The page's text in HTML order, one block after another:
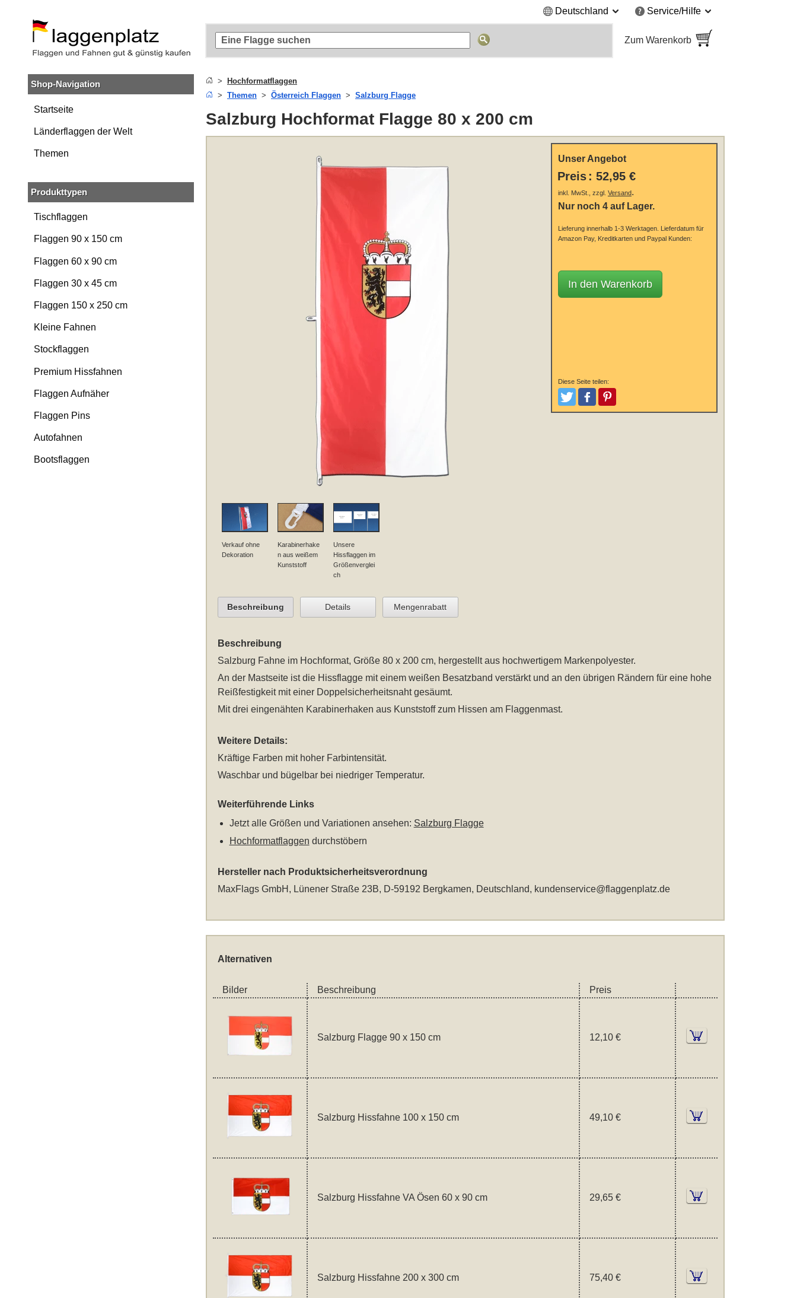
Hauptinhalt
springen
Suche
Zur
Navigation
springen
Deutschland Service/Hilfe
Zum Warenkorb
Shop-Navigation
Startseite
Länderflaggen der Welt
Themen
Produkttypen
Tischflaggen
Flaggen 90 x 150 cm
Flaggen 60 x 90 cm
Flaggen 30 x 45 cm
Flaggen 150 x 250 cm
Kleine Fahnen
Stockflaggen
Premium Hissfahnen
Flaggen Aufnäher
Flaggen Pins
Autofahnen
Bootsflaggen
Hochformatflaggen
Themen
Österreich Flaggen Salzburg Flagge
Salzburg Hochformat Flagge 80 x 200 cm
Verkauf ohne
Dekoration
Karabinerhake
n aus weißem
Kunststoff
Unsere
Hissflaggen im
Größenverglei
ch
Unser Angebot
Preis : 52,95 €
inkl. MwSt., zzgl. Versand.
Nur noch 4 auf Lager.
Lieferung innerhalb 1-3 Werktagen.
Lieferdatum für
Amazon Pay, Kreditkarten und Paypal Kunden:
In den Warenkorb
Diese Seite teilen:
TweetenPostenPinterest
Beschreibung Details Mengenrabatt
Beschreibung
Salzburg Fahne im Hochformat, Größe 80 x 200 cm, hergestellt aus hochwertigem Markenpolyester.
An der Mastseite ist die Hissflagge mit einem weißen Besatzband verstärkt und an den übrigen Rändern für eine hohe
Reißfestigkeit mit einer Doppelsicherheitsnaht gesäumt.
Mit drei eingenähten Karabinerhaken aus Kunststoff zum Hissen am Flaggenmast.
Weitere Details:
Kräftige Farben mit hoher Farbintensität.
Waschbar und bügelbar bei niedriger Temperatur.
Weiterführende Links
Jetzt alle Größen und Variationen ansehen: Salzburg Flagge
Hochformatflaggen durchstöbern
Hersteller nach Produktsicherheitsverordnung
MaxFlags GmbH, Lünener Straße 23B, D-59192 Bergkamen, Deutschland, kundenservice@flaggenplatz.de
Alternativen
Bilder Beschreibung Preis
Salzburg Flagge 90 x 150 cm 12,10 €
Salzburg Hissfahne 100 x 150 cm 49,10 €
Salzburg Hissfahne VA Ösen 60 x 90 cm 29,65 €
Salzburg Hissfahne 200 x 300 cm 75,40 €